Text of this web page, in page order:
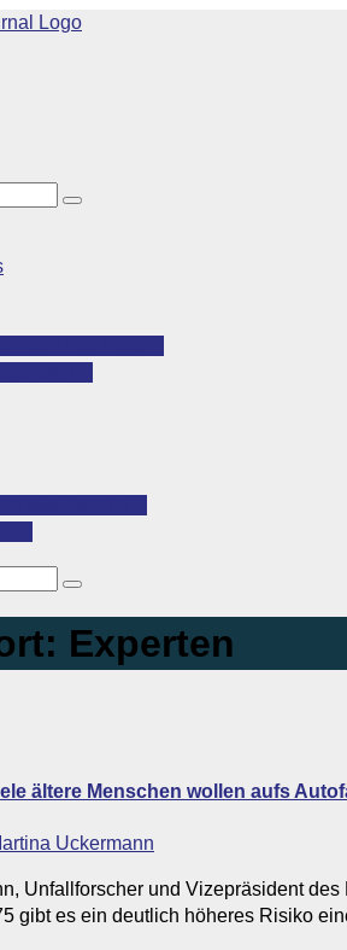
Experten
ältere Menschen wollen aufs
Uckermann
Unfallforscher und Vizepräsident
gibt es ein deutlich höheres Risiko